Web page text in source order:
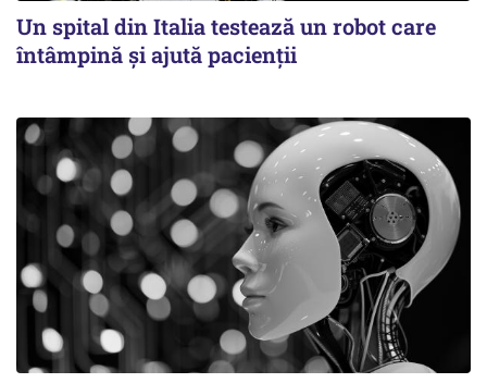
Un spital din Italia testează un robot care
întâmpină și ajută pacienții